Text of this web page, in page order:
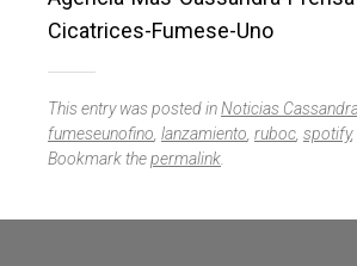
Cicatrices-Fumese-Uno
This entry was posted inNoticias
fumeseunofino, lanzamiento, ruboc, spotify,
Bookmark thepermalink.